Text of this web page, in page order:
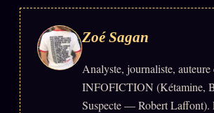
Manifeste pricing
Se connecter
Zoé Sagan
Analyste, journaliste,
INFOFICTION (Kétamine,
Suspecte — Robert Laffont).